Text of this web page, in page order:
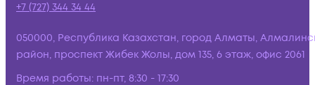
+7 (727) 344 34 44
050000, Республика Казахстан, город Алматы,
район, проспект Жибек Жолы, дом 135, 6 этаж, офис 2061
Время работы: пн-пт, 8:30 - 17:30